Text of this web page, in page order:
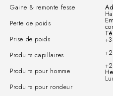
Gaine & remonte fesse
Perte de poids
Prise de poids
Produits capillaires
Produits pour homme
Produits pour rondeur